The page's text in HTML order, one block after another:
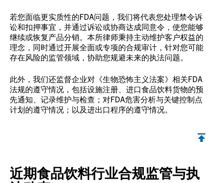
若您面临更实质性的FDA问题，我们将代表您处理禁令诉
讼和扣押事宜，并通过诉讼或协商达成同意令，使您能够
继续或恢复产品分销。本所律师秉持主动维护客户权益的
理念，同时通过开展全面或专项的合规审计，针对您可能
存在风险的监管领域，协助您规避未来的执法问题。
此外，我们还监督企业对《生物恐怖主义法案》相关FDA
法规的遵守情况，包括设施注册、进口食品饮料货物的预
先通知、记录维护与检查；对FDA危害分析与关键控制点
计划的遵守情况；以及进出口程序的遵守情况。
近期食品饮料行业合规监管与执